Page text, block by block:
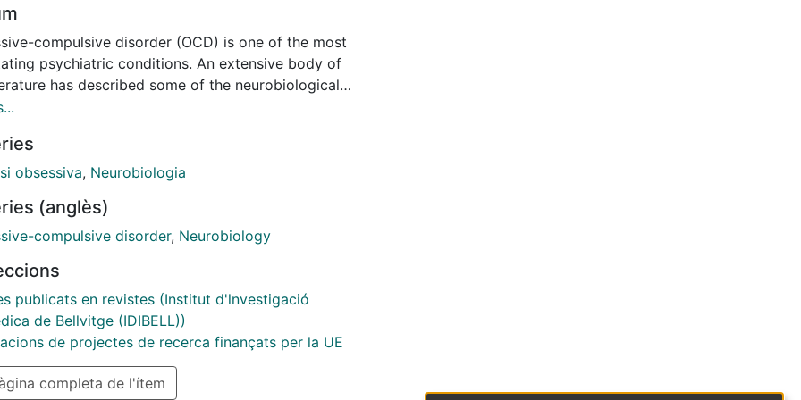
compulsive disorder (OCD) is one of the most
psychiatric conditions. An extensive body of
has described some of the neurobiological
underlying the core manifestations of the
modalities of structural/functional brain
mainly through targeted approaches, thus
Eighty subjects (40 OCD and 40 healthy
participated in a multimodal magnetic resonance
data. Voxel-based morphometry analysis was
to compare between-group volumetric
The whole-brain functional connectome,
from resting-state functional connectivity (FC),
with the network-based statistic
Results from structural and functional
obsessiva, Neurobiologia
(anglès)
compulsive disorder, Neurobiology
publicats en revistes (Institut d'lnvestigació
de Bellvitge (IDIBELL))
de projectes de recerca finançats per la UE
completa de l'ítem